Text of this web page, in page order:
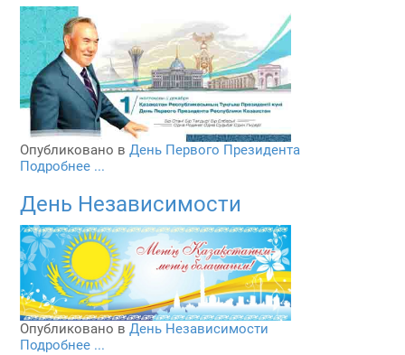
Опубликовано в День Первого Президента
Подробнее ...
День Независимости
Опубликовано в День Независимости
Подробнее ...